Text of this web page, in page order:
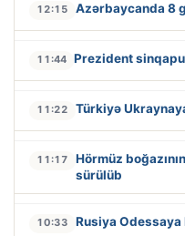
12:15 Azərbaycanda 8
11:44 Prezident
11:22 Türkiyə
11:17
Hörmüz
sürülüb
10:33 Rusiya